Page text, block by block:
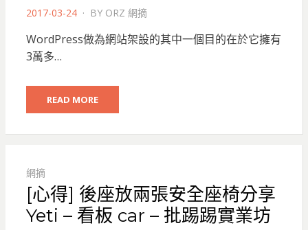
POSTED
2017-03-24 BY ORZ 網摘
WordPress做為網站架設的其中一個目的在於它擁有
3萬多…
READ MORE
網摘
[心得] 後座放兩張安全座椅分享
Yeti – 看板 car – 批踢踢實業坊